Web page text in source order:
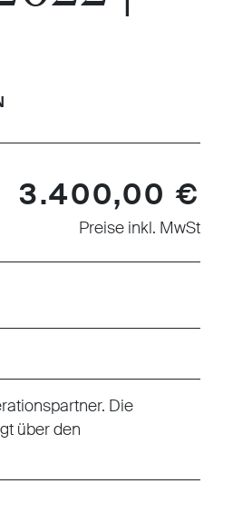
3.400,00 €
Preise inkl. MwSt
Die
über den